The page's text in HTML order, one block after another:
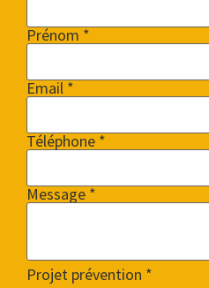
Prénom *
Email *
Téléphone *
Message *
Projet prévention *